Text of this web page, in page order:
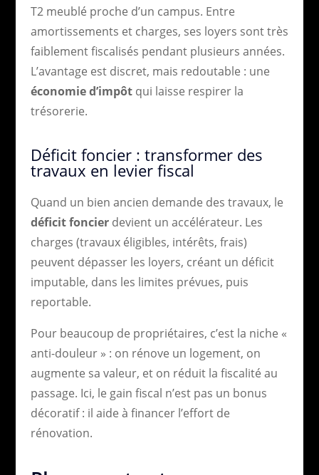
T2 meublé proche d’un campus. Entre
amortissements et charges, ses loyers sont très
faiblement fiscalisés pendant plusieurs années.
L’avantage est discret, mais redoutable : une
économie d’impôtqui laisse respirer la
trésorerie.
Déficit foncier : transformer des
travaux en levier fiscal
Quand un bien ancien demande des travaux, le
déficit foncierdevient un accélérateur. Les
charges (travaux éligibles, intérêts, frais)
peuvent dépasser les loyers, créant un déficit
imputable, dans les limites prévues, puis
reportable.
Pour beaucoup de propriétaires, c’est la niche «
anti-douleur » : on rénove un logement, on
augmente sa valeur, et on réduit la fiscalité au
passage. Ici, le gain fiscal n’est pas un bonus
décoratif : il aide à financer l’effort de
rénovation.